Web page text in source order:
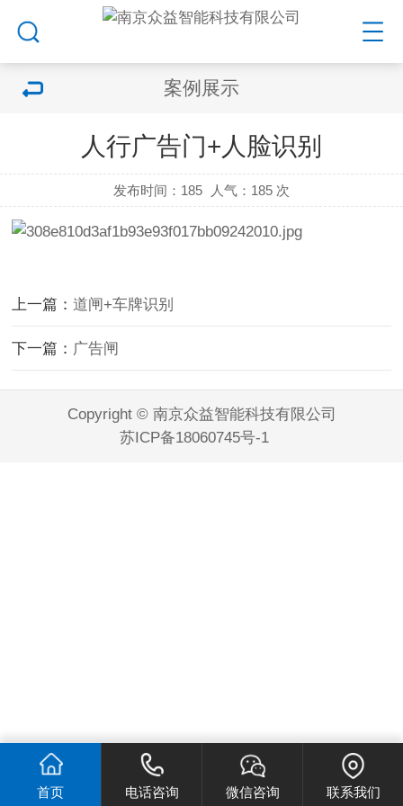
案例展示
人行广告门+人脸识别
发布时间：185 人气： 185 次
上一篇：道闸+车牌识别
下一篇： 广告闸
Copyright © 南京众益智能科技有限公司
苏ICP备18060745号-1
首页 电话咨询 微信咨询 联系我们